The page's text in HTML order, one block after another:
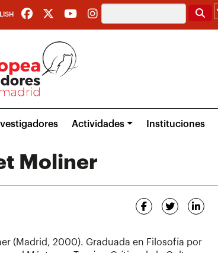
Buscar
Actividades Instituciones
Moliner
(Madrid, 2000). Graduada en Filosofía por